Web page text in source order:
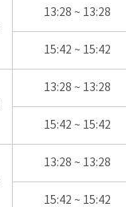
13:28 ~ 13:28
15:42 ~ 15:42
13:28 ~ 13:28
15:42 ~ 15:42
13:28 ~ 13:28
15:42 ~ 15:42